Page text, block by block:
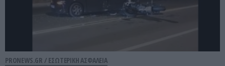
PRONEWS.GR / ΕΣΩΤΕΡΙΚΗ ΑΣΦΑΛΕΙΑ